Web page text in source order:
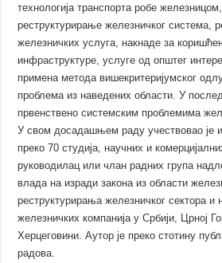
технологија транспорта робе
реструктурирање железничког система,
железничких услуга, накнаде за
инфраструктуре, услуге од општег
примена метода вишекритеријумског
проблема из наведених области. У
првенствено системским проблемима
У свом досадашњем раду учествовао је
преко 70 студија, научних и
руководилац или члан радних група
влада на изради закона из области
реструктурирања железничког сектора и
железничких компанија у Србији, Црној
Херцеговини. Аутор је преко стотину
радова.